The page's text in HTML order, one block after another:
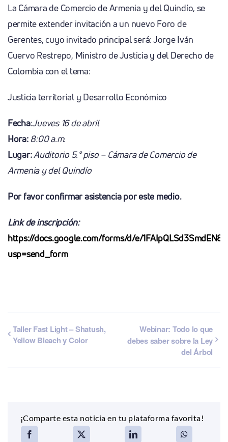
La Cámara de Comercio de Armenia y del Quindío, se
permite extender invitación a un nuevo Foro de
Gerentes, cuyo invitado principal será: Jorge Iván
Cuervo Restrepo, Ministro de Justicia y del Derecho de
Colombia con el tema:
Justicia territorial y Desarrollo Económico
Fecha:Jueves 16 de abril
Hora:8:00 a.m.
Lugar:Auditorio 5.° piso – Cámara de Comercio de
Armenia y del Quindío
Por favor confirmar asistencia por este medio.
Link de inscripción:
https://docs.google.com/forms/d/e/
usp=send_form
Taller Fast Light – Shatush,
Yellow Bleach y Color
Webinar: Todo lo que
debes saber sobre la Ley
del Árbol
¡Comparte esta noticia en tu plataforma favorita!